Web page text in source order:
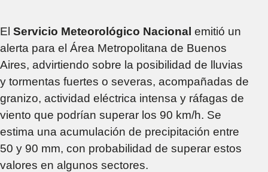
El Servicio Meteorológico Nacional emitió un
alerta para el Área Metropolitana de Buenos
Aires, advirtiendo sobre la posibilidad de lluvias
y tormentas fuertes o severas, acompañadas de
granizo, actividad eléctrica intensa y ráfagas de
viento que podrían superar los 90 km/h. Se
estima una acumulación de precipitación entre
50 y 90 mm, con probabilidad de superar estos
valores en algunos sectores.